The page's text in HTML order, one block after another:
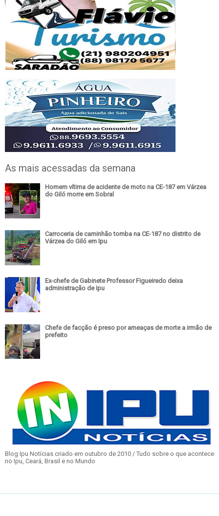
As mais acessadas da semana
Homem vítima de acidente de moto na CE-187 em Várzea
do Giló morre em Sobral
Carroceria de caminhão tomba na CE-187 no distrito de
Várzea do Giló em Ipu
Ex-chefe de Gabinete Professor Figueiredo deixa
administração de Ipu
Chefe de facção é preso por ameaças de morte a irmão de
prefeito
Blog Ipu Notícias criado em outubro de 2010 / Tudo sobre o que acontece
no Ipu, Ceará, Brasil e no Mundo